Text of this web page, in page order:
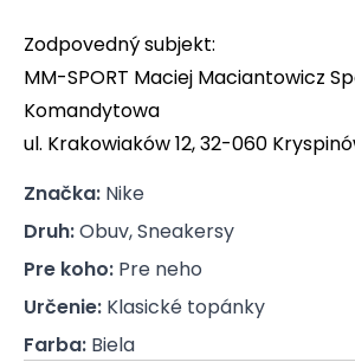
Zodpovedný subjekt:
MM-SPORT Maciej Maciantowicz
Komandytowa
ul. Krakowiaków 12, 32-060
Značka: Nike
Druh:Obuv, Sneakersy
Pre koho: Pre neho
Určenie: Klasické topánky
Farba: Biela